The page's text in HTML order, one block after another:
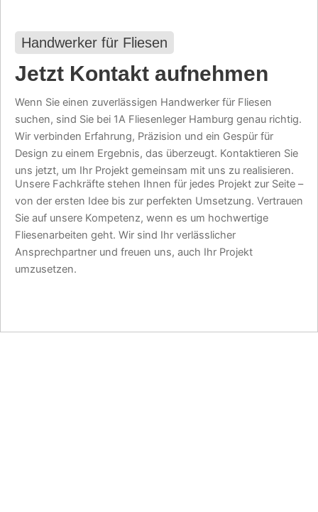
Handwerker für Fliesen
Jetzt Kontakt aufnehmen
Wenn Sie einen zuverlässigen Handwerker für Fliesen
suchen, sind Sie bei 1A Fliesenleger Hamburg genau richtig.
Wir verbinden Erfahrung, Präzision und ein Gespür für
Design zu einem Ergebnis, das überzeugt. Kontaktieren Sie
uns jetzt, um Ihr Projekt gemeinsam mit uns zu realisieren.
Unsere Fachkräfte stehen Ihnen für jedes Projekt zur Seite –
von der ersten Idee bis zur perfekten Umsetzung. Vertrauen
Sie auf unsere Kompetenz, wenn es um hochwertige
Fliesenarbeiten geht. Wir sind Ihr verlässlicher
Ansprechpartner und freuen uns, auch Ihr Projekt
umzusetzen.